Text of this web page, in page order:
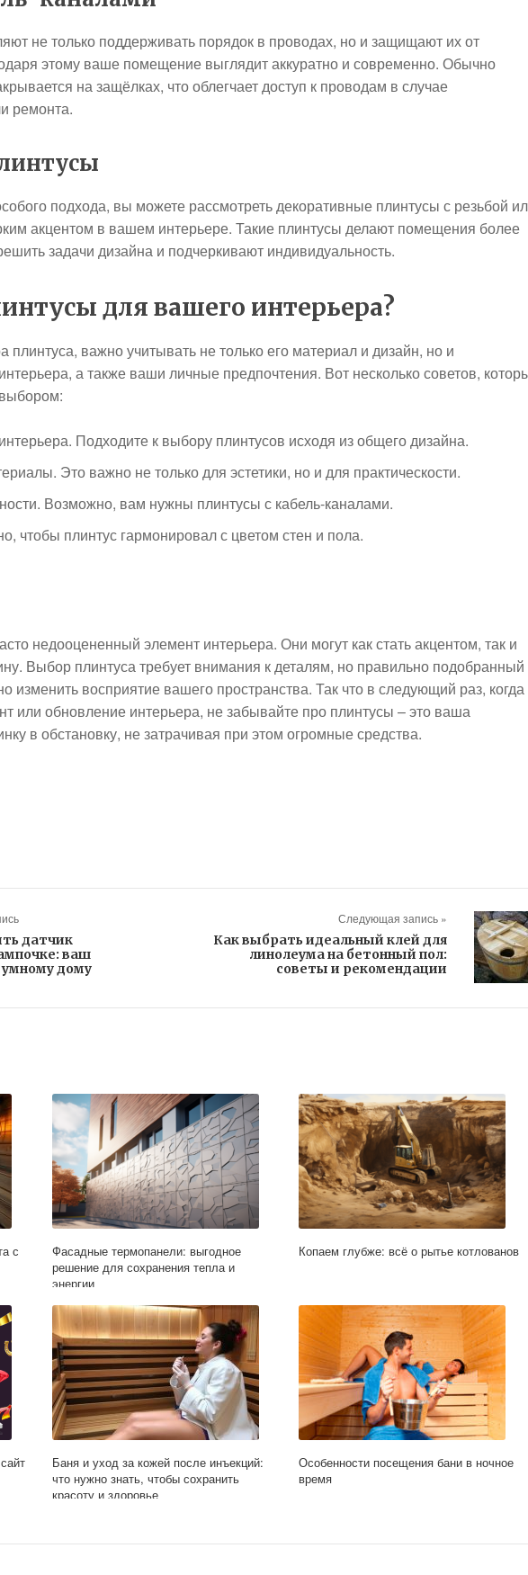
не только поддерживать порядок в проводах, но и защищают их от
этому ваше помещение выглядит аккуратно и современно. Обычно
на защёлках, что облегчает доступ к проводам в случае
ремонта.
подхода, вы можете рассмотреть декоративные плинтусы с резьбой
акцентом в вашем интерьере. Такие плинтусы делают помещения более
задачи дизайна и подчеркивают индивидуальность.
для вашего интерьера?
плинтуса, важно учитывать не только его материал и дизайн, но и
а также ваши личные предпочтения. Вот несколько советов,
Подходите к выбору плинтусов исходя из общего дизайна.
Это важно не только для эстетики, но и для практическости.
Возможно, вам нужны плинтусы с кабель-каналами.
чтобы плинтус гармонировал с цветом стен и пола.
недооцененный элемент интерьера. Они могут как стать акцентом, так и
Выбор плинтуса требует внимания к деталям, но правильно подобранный
изменить восприятие вашего пространства. Так что в следующий раз, когда
или обновление интерьера, не забывайте про плинтусы – это ваша
в обстановку, не затрачивая при этом огромные средства.
датчик
ваш
дому
Следующая запись »
Как выбрать идеальный клей для
линолеума на бетонный пол:
советы и рекомендации
с
Фасадные термопанели: выгодное
решение для сохранения тепла и
энергии
Копаем глубже: всё о рытье котлованов
Баня и уход за кожей после инъекций:
что нужно знать, чтобы сохранить
красоту и здоровье
Особенности посещения бани в ночное
время